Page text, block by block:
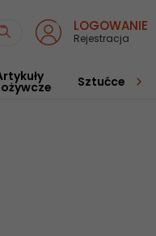
LOGOWANIE
Rejestracja
Sztućce